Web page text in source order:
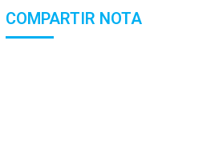
COMPARTIR NOTA